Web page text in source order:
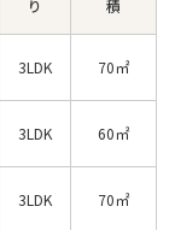
り
積
3LDK 70㎡
3LDK 60㎡
3LDK 70㎡